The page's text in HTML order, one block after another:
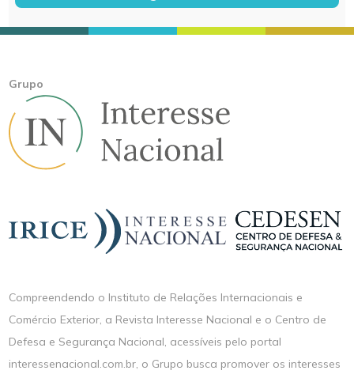
Grupo
Compreendendo o Instituto de Relações Internacionais e
Comércio Exterior, a Revista Interesse Nacional e o Centro de
Defesa e Segurança Nacional, acessíveis pelo portal
interessenacional.com.br, o Grupo busca promover os interesses